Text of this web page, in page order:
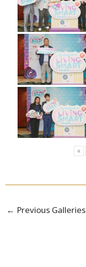
«
← Previous Galleries